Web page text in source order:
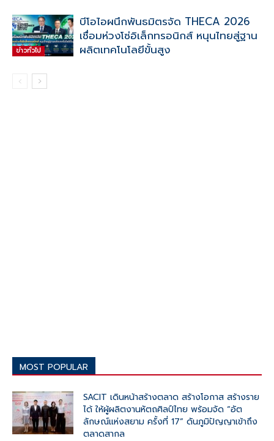
ข่าวทั่วไป
บีโอไอผนึกพันธมิตรจัด THECA 2026
เชื่อมห่วงโซ่อิเล็กทรอนิกส์ หนุนไทยสู่ฐาน
ผลิตเทคโนโลยีขั้นสูง
MOST POPULAR
SACIT เดินหน้าสร้างตลาด สร้างโอกาส สร้างราย
ได้ ให้ผู้ผลิตงานหัตถศิลป์ไทย พร้อมจัด “อัต
ลักษณ์แห่งสยาม ครั้งที่ 17” ดันภูมิปัญญาเข้าถึง
ตลาดสากล